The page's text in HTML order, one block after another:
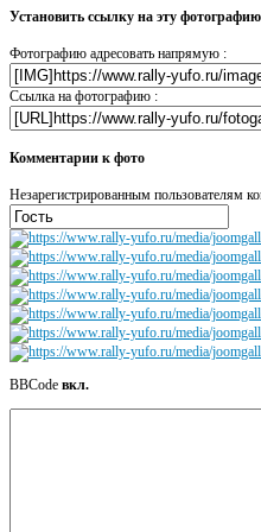
Установить ссылку на эту
Фотографию адресовать напрямую :
Ссылка на фотографию :
Комментарии к фото
Незарегистрированным пользователям
BBCode вкл.